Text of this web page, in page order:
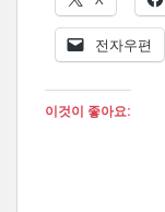
전자우편
이것이 좋아요: